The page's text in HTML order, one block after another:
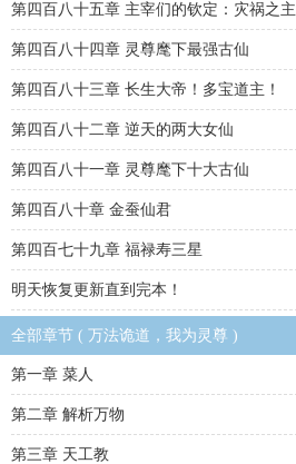
第四百八十五章 主宰们的钦定：灾祸之主
第四百八十四章 灵尊麾下最强古仙
第四百八十三章 长生大帝！多宝道主！
第四百八十二章 逆天的两大女仙
第四百八十一章 灵尊麾下十大古仙
第四百八十章 金蚕仙君
第四百七十九章 福禄寿三星
明天恢复更新直到完本！
全部章节 ( 万法诡道，我为灵尊 )
第一章 菜人
第二章 解析万物
第三章 天工教